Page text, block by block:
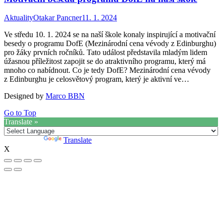
AktualityOtakar Pancner11. 1. 2024
Ve středu 10. 1. 2024 se na naší škole konaly inspirující a motivační
besedy o programu DofE (Mezinárodní cena vévody z Edinburghu)
pro žáky prvních ročníků. Tato událost představila mladým lidem
úžasnou příležitost zapojit se do atraktivního programu, který má
mnoho co nabídnout. Co je tedy DofE? Mezinárodní cena vévody
z Edinburghu je celosvětový program, který je aktivní ve…
Designed by Marco BBN
Go to Top
Translate »
Translate
X